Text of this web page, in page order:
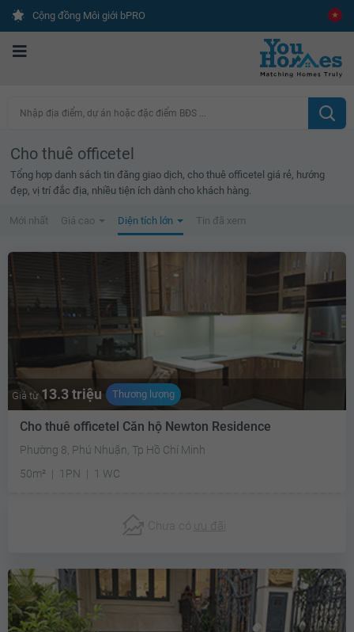
Cộng đồng Môi giới bPRO
Nhập địa điểm, dự án hoặc đặc điểm BĐS ...
Cho thuê officetel
Tổng hợp danh sách tin đăng giao dịch, cho thuê officetel giá rẻ, hướng
đẹp, vị trí đắc địa, nhiều tiện ích dành cho khách hàng.
Mới nhất Giá cao Diện tích lớn Tin đã xem
Giá từ 13.3 triệu Thương lượng
Cho thuê officetel Căn hộ Newton Residence
Phường 8, Phú Nhuận, Tp Hồ Chí Minh
50m²
1PN 1 WC
Chưa có ưu đãi